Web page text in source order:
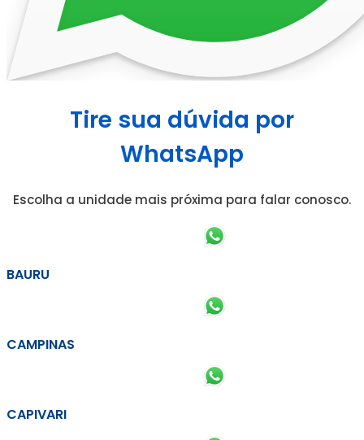
Tire sua dúvida por
WhatsApp
Escolha a unidade mais próxima para falar conosco.
BAURU
CAMPINAS
CAPIVARI